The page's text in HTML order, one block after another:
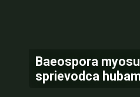
Baeospora
sprievodca